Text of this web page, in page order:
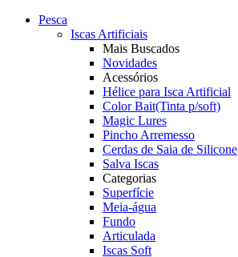
Pesca
Iscas Artificiais
Mais Buscados
Novidades
Acessórios
Hélice para Isca Artificial
Color Bait(Tinta p/soft)
Magic Lures
Pincho Arremesso
Cerdas de Saia de Silicone
Salva Iscas
Categorias
Superfície
Meia-água
Fundo
Articulada
Iscas Soft